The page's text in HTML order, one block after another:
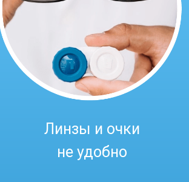
Линзы и очки
не удобно